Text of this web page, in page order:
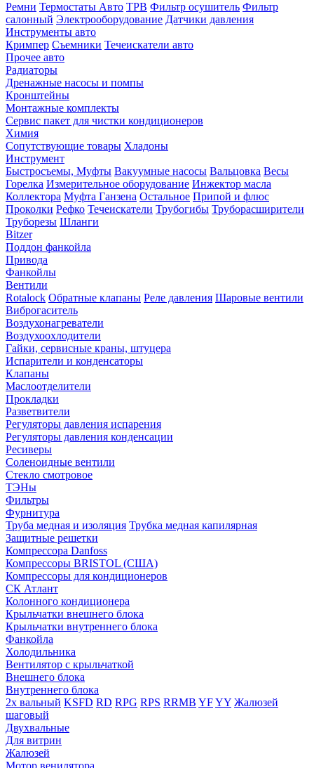
Ремни Термостаты Авто ТРВ Фильтр осушитель Фильтр
салонный Электрооборудование Датчики давления
Инструменты авто
Кримпер Съемники Течеискатели авто
Прочее авто
Радиаторы
Дренажные насосы и помпы
Кронштейны
Монтажные комплекты
Сервис пакет для чистки кондиционеров
Химия
Сопутствующие товары Хладоны
Инструмент
Быстросъемы, Муфты Вакуумные насосы Вальцовка Весы
Горелка Измерительное оборудование Инжектор масла
Коллектора Муфта Ганзена Остальное Припой и флюс
Проколки Рефко Течеискатели Трубогибы Труборасширители
Труборезы Шланги
Bitzer
Поддон фанкойла
Привода
Фанкойлы
Вентили
Rotalock Обратные клапаны Реле давления Шаровые вентили
Виброгаситель
Воздухонагреватели
Воздухоохлодители
Гайки, сервисные краны, штуцера
Испарители и конденсаторы
Клапаны
Маслоотделители
Прокладки
Разветвители
Регуляторы давления испарения
Регуляторы давления конденсации
Ресиверы
Соленоидные вентили
Стекло смотровое
ТЭНы
Фильтры
Фурнитура
Труба медная и изоляция Трубка медная капилярная
Защитные решетки
Компрессора Danfoss
Компрессоры BRISTOL (США)
Компрессоры для кондиционеров
СК Атлант
Колонного кондиционера
Крыльчатки внешнего блока
Крыльчатки внутреннего блока
Фанкойла
Холодильника
Вентилятор с крыльчаткой
Внешнего блока
Внутреннего блока
2х вальный KSFD RD RPG RPS RRMB YFYY Жалюзей
шаговый
Двухвальные
Для витрин
Жалюзей
Мотор венилятора